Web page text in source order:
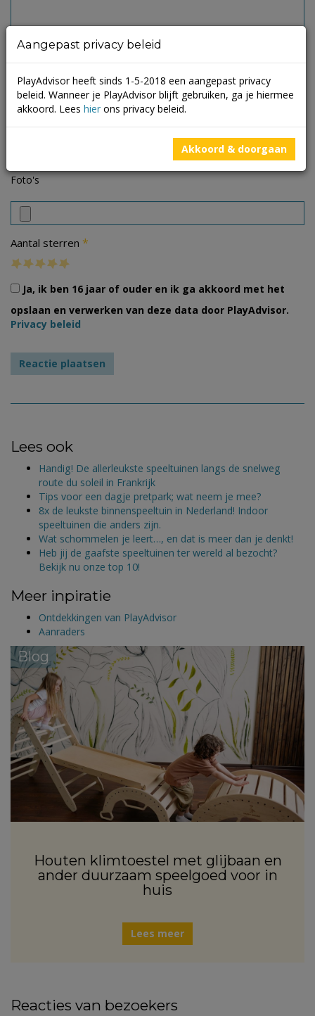
Foto's
Aantal sterren *
Ja, ik ben 16 jaar of ouder en ik ga akkoord met het
opslaan en verwerken van deze data door PlayAdvisor.
Privacy beleid
Lees ook
Handig! De allerleukste speeltuinen langs de snelweg
route du soleil in Frankrijk
Tips voor een dagje pretpark; wat neem je mee?
8x de leukste binnenspeeltuin in Nederland! Indoor
speeltuinen die anders zijn.
Wat schommelen je leert…, en dat is meer dan je denkt!
Heb jij de gaafste speeltuinen ter wereld al bezocht?
Bekijk nu onze top 10!
Meer inpiratie
Ontdekkingen van PlayAdvisor
Aanraders
Blog
Houten klimtoestel met glijbaan en
ander duurzaam speelgoed voor in
huis
Lees meer
Reacties van bezoekers
Aangepast privacy beleid
PlayAdvisor heeft sinds 1-5-2018 een aangepast privacy
beleid. Wanneer je PlayAdvisor blijft gebruiken, ga je hiermee
akkoord. Lees hier ons privacy beleid.
Akkoord & doorgaan